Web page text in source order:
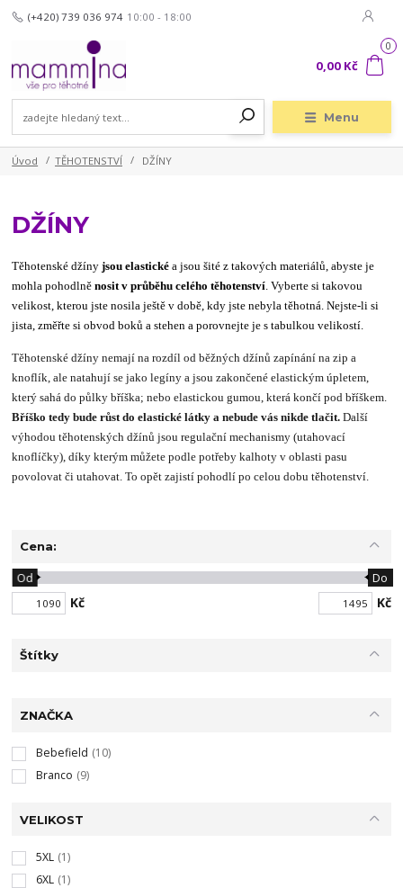
Menu
(+420) 739 036 974 10:00 - 18:00
0
0,00 Kč
Úvod TĚHOTENSTVÍ DŽÍNY
DŽÍNY
Těhotenské džínyjsou elastické a jsou šité z takových materiálů, abyste je
mohla pohodlněnosit v průběhu celého těhotenství . Vyberte si takovou
velikost, kterou jste nosila ještě v době, kdy jste nebyla těhotná. Nejste-li si
jista, změřte si obvod boků a stehen a porovnejte je s tabulkou velikostí.
Těhotenské džíny nemají na rozdíl od běžných džínů zapínání na zip a
knoflík, ale natahují se jako legíny a jsou zakončené elastickým úpletem,
který sahá do půlky bříška; nebo elastickou gumou, která končí pod bříškem.
Bříško tedy bude růst do elastické látky a nebude vás nikde tlačit. Další
výhodou těhotenských džínů jsou regulační mechanismy (utahovací
knoflíčky), díky kterým můžete podle potřeby kalhoty v oblasti pasu
povolovat či utahovat. To opět zajistí pohodlí po celou dobu těhotenství.
Cena:
Kč
Od Do
Kč
Štítky
ZNAČKA
Bebefield (10)
Branco (9)
VELIKOST
5XL (1)
6XL (1)